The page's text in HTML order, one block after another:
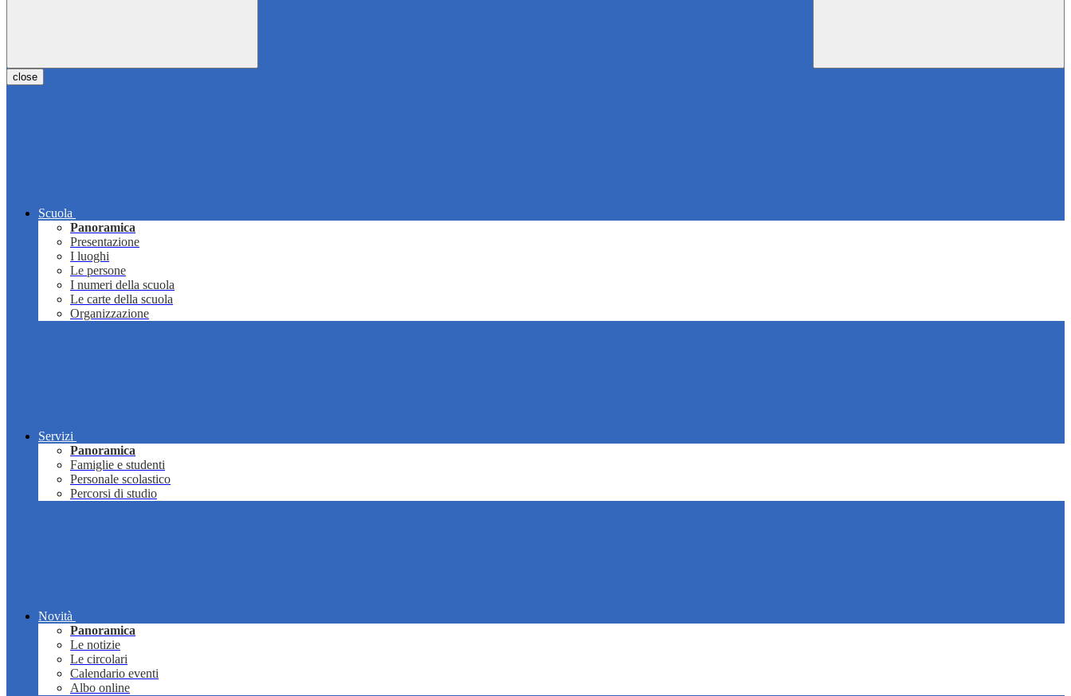
close
Scuola
Panoramica
Presentazione
I luoghi
Le persone
I numeri della scuola
Le carte della scuola
Organizzazione
Servizi
Panoramica
Famiglie e studenti
Personale scolastico
Percorsi di studio
Novità
Panoramica
Le notizie
Le circolari
Calendario eventi
Albo online